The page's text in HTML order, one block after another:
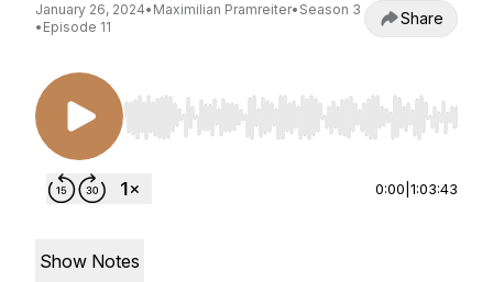
January 26, 2024• Maximilian Pramreiter• Season 3
• Episode 11 Share
Use Left/Right to seek, Home/End to jump to
0:00 1:03:43
Show Notes